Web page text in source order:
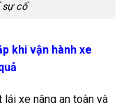
sự cố
khi vận hành xe
xe nâng an toàn và